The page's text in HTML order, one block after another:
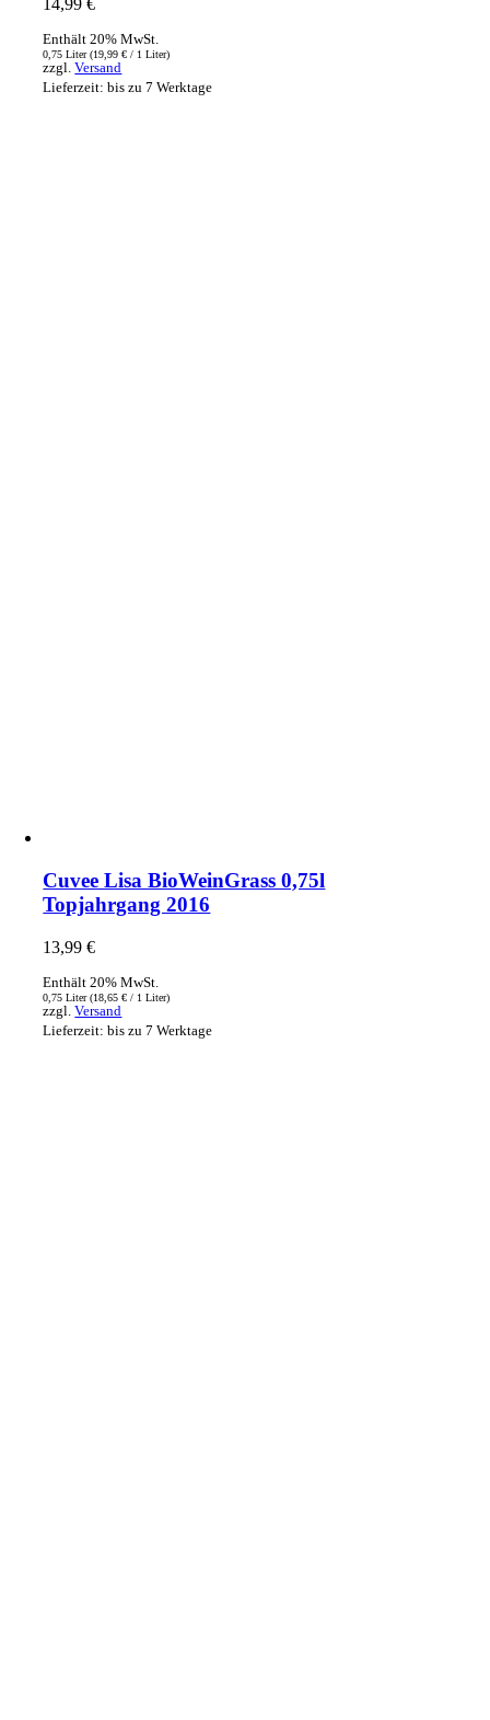
14,99€
Enthält 20% MwSt.
0,75 Liter (19,99€ / 1 Liter)
zzgl.Versand
Lieferzeit: bis zu 7 Werktage
Cuvee Lisa BioWeinGrass 0,75l
Topjahrgang 2016
13,99€
Enthält 20% MwSt.
0,75 Liter (18,65€ / 1 Liter)
zzgl.Versand
Lieferzeit: bis zu 7 Werktage